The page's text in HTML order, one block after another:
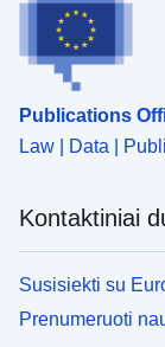
Publications
Law | Data |
Kontaktiniai
Susisiekti su
Prenumeruoti